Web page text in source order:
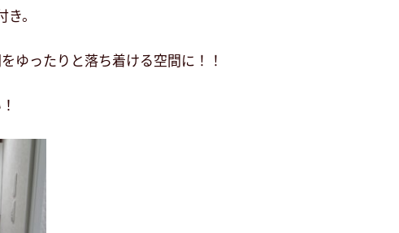
。
ゆったりと落ち着ける空間に！！